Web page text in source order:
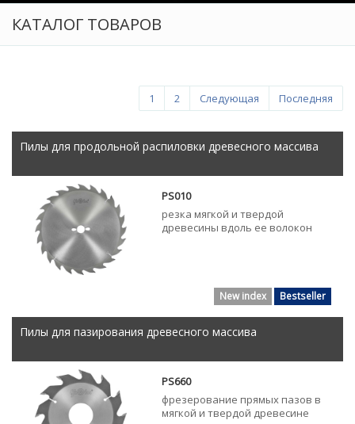
КАТАЛОГ ТОВАРОВ
1 2 Следующая Последняя
Пилы для продольной распиловки древесного массива
PS010
резка мягкой и твердой
древесины вдоль ее волокон
New index Bestseller
Пилы для пазирования древесного массива
PS660
фрезерование прямых пазов в
мягкой и твердой древесине